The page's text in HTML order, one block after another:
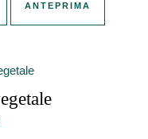
ANTEPRIMA
Fascia di prezzo: da 2,99€ a